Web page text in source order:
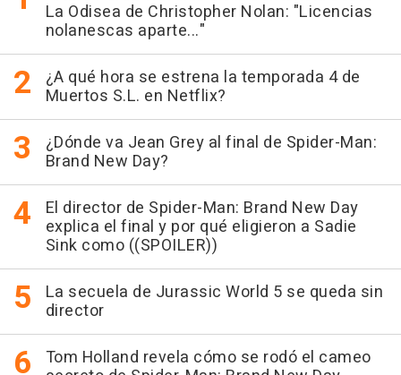
La Odisea de Christopher Nolan: "Licencias
nolanescas aparte..."
¿A qué hora se estrena la temporada 4 de
Muertos S.L. en Netflix?
¿Dónde va Jean Grey al final de Spider-Man:
Brand New Day?
El director de Spider-Man: Brand New Day
explica el final y por qué eligieron a Sadie
Sink como ((SPOILER))
La secuela de Jurassic World 5 se queda sin
director
Tom Holland revela cómo se rodó el cameo